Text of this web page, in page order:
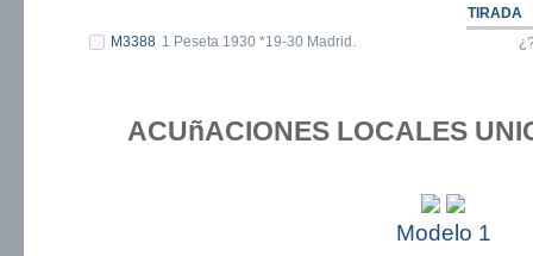
TIRADA
M3388 1 Peseta 1930 *19-30 Madrid.
ACUñACIONES LOCALES
Modelo 1